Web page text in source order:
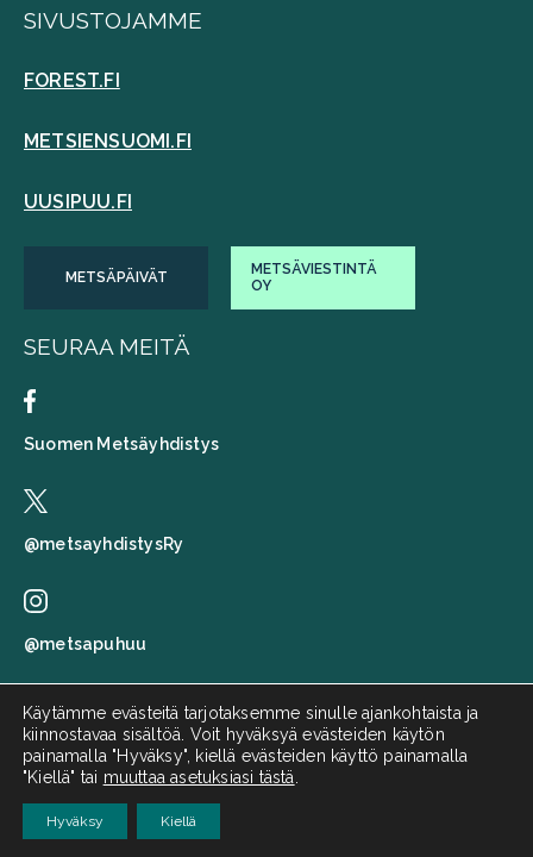
SIVUSTOJAMME
FOREST.FI
METSIENSUOMI.FI
UUSIPUU.FI
METSÄPÄIVÄT
METSÄVIESTINTÄ
OY
SEURAA MEITÄ
Suomen Metsäyhdistys
@metsayhdistysRy
@metsapuhuu
Suomen metsäyhdistys
Metsä puhuu
Käytämme evästeitä tarjotaksemme sinulle ajankohtaista ja
kiinnostavaa sisältöä. Voit hyväksyä evästeiden käytön
painamalla "Hyväksy", kiellä evästeiden käyttö painamalla
"Kiellä" tai muuttaa asetuksiasi tästä
Hyväksy Kiellä